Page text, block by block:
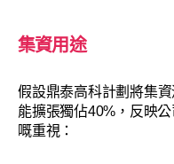
集資用途
假設鼎泰高科計劃將集
能擴張獨佔40%，反映
嘅重視：